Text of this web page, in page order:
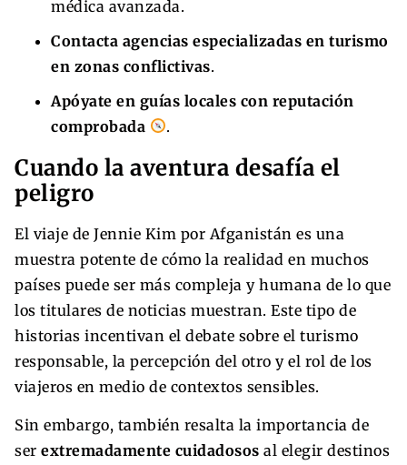
médica avanzada.
Contacta agencias especializadas en turismo
en zonas conflictivas.
Apóyate en guías locales con reputación
comprobada
.
Cuando la aventura desafía el
peligro
El viaje de Jennie Kim por Afganistán es una
muestra potente de cómo la realidad en muchos
países puede ser más compleja y humana de lo que
los titulares de noticias muestran. Este tipo de
historias incentivan el debate sobre el turismo
responsable, la percepción del otro y el rol de los
viajeros en medio de contextos sensibles.
Sin embargo, también resalta la importancia de
ser extremadamente cuidadosos al elegir destinos